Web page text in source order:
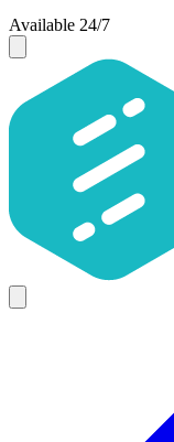
Available 24/7